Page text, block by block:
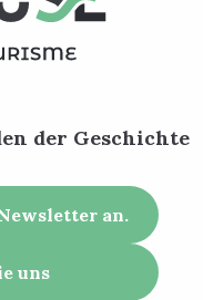
der Geschichte
an.
uns